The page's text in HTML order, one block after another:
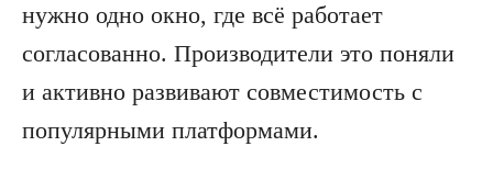
нужно одно окно, где всё работает
согласованно. Производители это поняли
и активно развивают совместимость с
популярными платформами.